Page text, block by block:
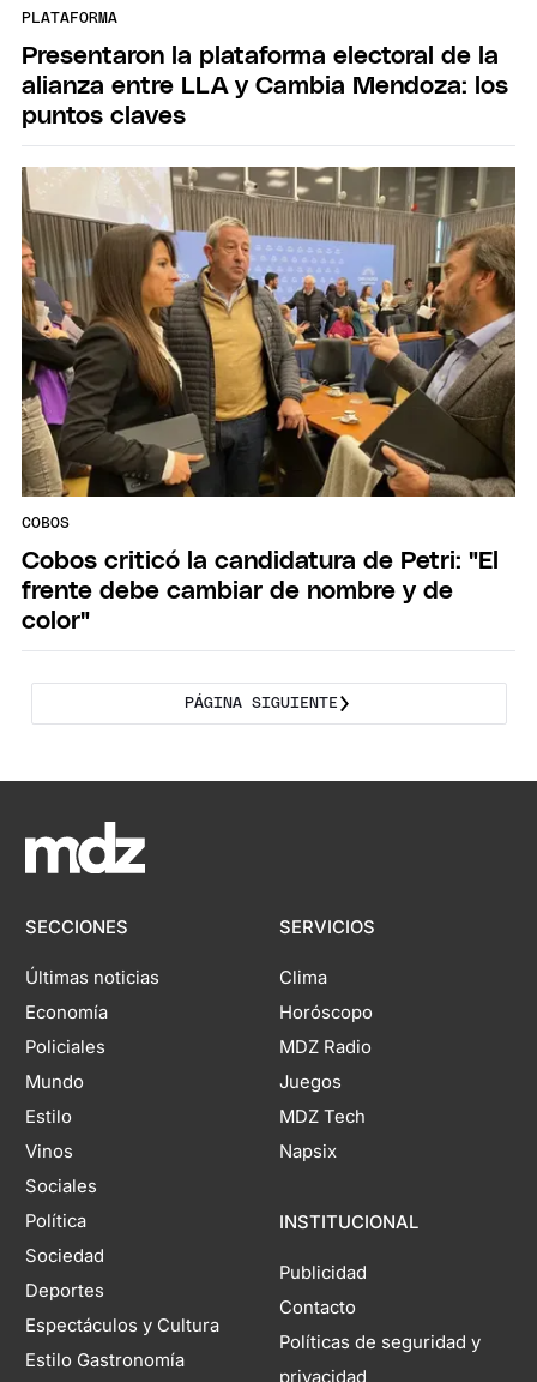
PLATAFORMA
Presentaron la plataforma electoral de la
alianza entre LLA y Cambia Mendoza: los
puntos claves
COBOS
Cobos criticó la candidatura de Petri: "El
frente debe cambiar de nombre y de
color"
PÁGINA SIGUIENTE
SECCIONES
Últimas noticias
Economía
Policiales
Mundo
Estilo
Vinos
Sociales
Política
Sociedad
Deportes
Espectáculos y Cultura
Estilo Gastronomía
SERVICIOS
Clima
Horóscopo
MDZ Radio
Juegos
MDZ Tech
Napsix
INSTITUCIONAL
Publicidad
Contacto
Políticas de seguridad y
privacidad